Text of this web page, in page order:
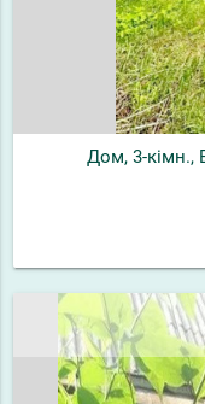
Дом, 3-кімн.,